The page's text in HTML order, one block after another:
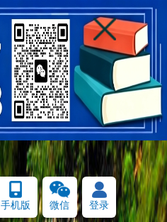
手机版 微信 登录